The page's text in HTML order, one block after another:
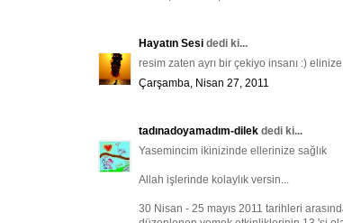
Hayatın Sesi dedi ki...
resim zaten ayrı bir çekiyo insanı :)
Çarşamba, Nisan 27, 2011
tadınadoyamadım-dilek dedi ki...
Yasemincim ikinizinde ellerinize sağlık
Allah işlerinde kolaylık versin...
30 Nisan - 25 mayıs 2011 tarihleri